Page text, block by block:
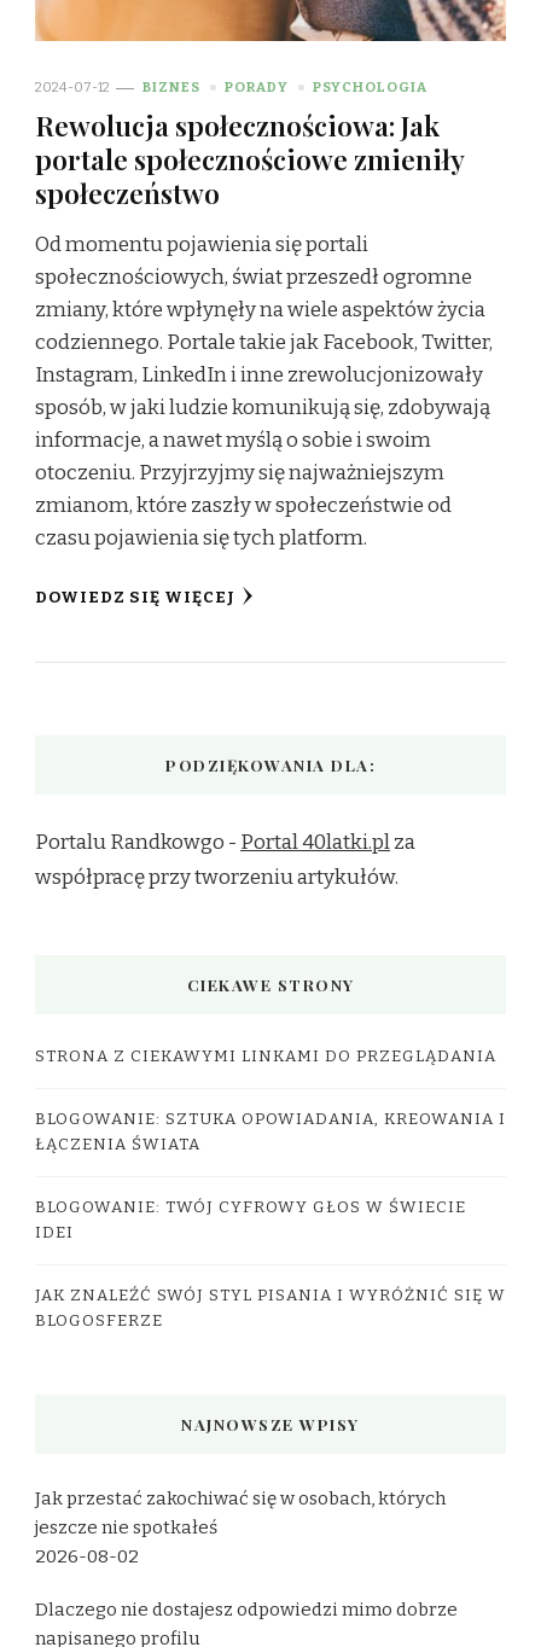
2024-07-12 BIZNES PORADY PSYCHOLOGIA
Rewolucja społecznościowa: Jak
portale społecznościowe zmieniły
społeczeństwo
Od momentu pojawienia się portali
społecznościowych, świat przeszedł ogromne
zmiany, które wpłynęły na wiele aspektów życia
codziennego. Portale takie jak Facebook, Twitter,
Instagram, LinkedIn i inne zrewolucjonizowały
sposób, w jaki ludzie komunikują się, zdobywają
informacje, a nawet myślą o sobie i swoim
otoczeniu. Przyjrzyjmy się najważniejszym
zmianom, które zaszły w społeczeństwie od
czasu pojawienia się tych platform.
DOWIEDZ SIĘ WIĘCEJ
PODZIĘKOWANIA DLA:
Portalu Randkowgo - Portal 40latki.plza
współpracę przy tworzeniu artykułów.
CIEKAWE STRONY
STRONA Z CIEKAWYMI LINKAMI DO PRZEGLĄDANIA
BLOGOWANIE: SZTUKA OPOWIADANIA, KREOWANIA I
ŁĄCZENIA ŚWIATA
BLOGOWANIE: TWÓJ CYFROWY GŁOS W ŚWIECIE
IDEI
JAK ZNALEŹĆ SWÓJ STYL PISANIA I WYRÓŻNIĆ SIĘ W
BLOGOSFERZE
NAJNOWSZE WPISY
Jak przestać zakochiwać się w osobach, których
jeszcze nie spotkałeś
2026-08-02
Dlaczego nie dostajesz odpowiedzi mimo dobrze
napisanego profilu